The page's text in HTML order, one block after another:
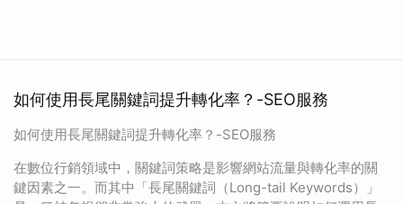
如何使用長尾關鍵詞提升轉化率？-SEO服務
如何使用長尾關鍵詞提升轉化率？-SEO服務
在數位行銷領域中，關鍵詞策略是影響網站流量與轉化率的關
鍵因素之一。而其中「長尾關鍵詞（Long-tail Keywords）」